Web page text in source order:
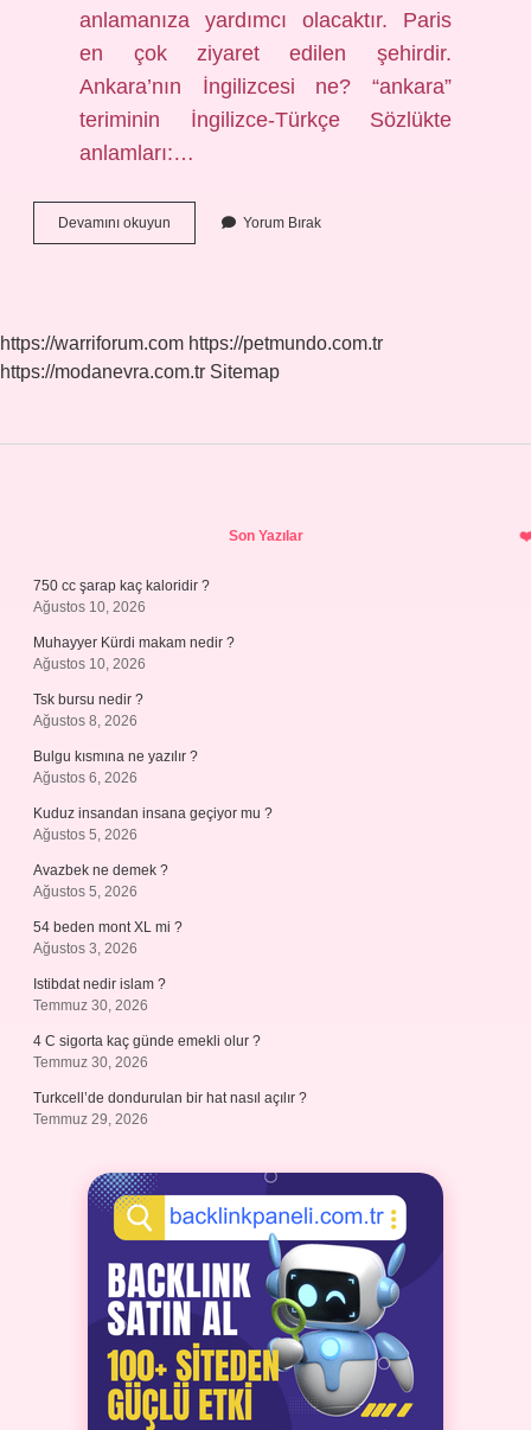
anlamanıza yardımcı olacaktır. Paris
en çok ziyaret edilen şehirdir.
Ankara’nın İngilizcesi ne? “ankara”
teriminin İngilizce-Türkçe Sözlükte
anlamları:…
Devamını okuyun
Ingilizce
Yorum Bırak
https://warriforum.com https://petmundo.com.tr
https://modanevra.com.tr Sitemap
Son Yazılar
750 cc şarap kaç kaloridir ?
Ağustos 10, 2026
Muhayyer Kürdi makam nedir ?
Ağustos 10, 2026
Tsk bursu nedir ?
Ağustos 8, 2026
Bulgu kısmına ne yazılır ?
Ağustos 6, 2026
Kuduz insandan insana geçiyor mu ?
Ağustos 5, 2026
Avazbek ne demek ?
Ağustos 5, 2026
54 beden mont XL mi ?
Ağustos 3, 2026
Istibdat nedir islam ?
Temmuz 30, 2026
4 C sigorta kaç günde emekli olur ?
Temmuz 30, 2026
Turkcell’de dondurulan bir hat nasıl açılır ?
Temmuz 29, 2026